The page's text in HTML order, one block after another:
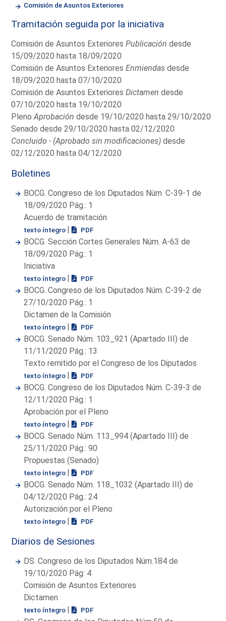
Comisión de Asuntos Exteriores
Tramitación seguida por la iniciativa
Comisión de Asuntos ExterioresPublicación desde
15/09/2020 hasta 18/09/2020
Comisión de Asuntos ExterioresEnmiendas desde
18/09/2020 hasta 07/10/2020
Comisión de Asuntos ExterioresDictamen desde
07/10/2020 hasta 19/10/2020
PlenoAprobación desde 19/10/2020 hasta 29/10/2020
Senado desde 29/10/2020 hasta 02/12/2020
Concluido - (Aprobado sin modificaciones) desde
02/12/2020 hasta 04/12/2020
Boletines
BOCG. Congreso de los Diputados Núm. C-39-1 de
18/09/2020 Pág.: 1
Acuerdo de tramitación
texto íntegro | PDF
BOCG. Sección Cortes Generales Núm. A-63 de
18/09/2020 Pág.: 1
Iniciativa
texto íntegro | PDF
BOCG. Congreso de los Diputados Núm. C-39-2 de
27/10/2020 Pág.: 1
Dictamen de la Comisión
texto íntegro | PDF
BOCG. Senado Núm. 103_921 (Apartado III) de
11/11/2020 Pág.: 13
Texto remitido por el Congreso de los Diputados
texto íntegro | PDF
BOCG. Congreso de los Diputados Núm. C-39-3 de
12/11/2020 Pág.: 1
Aprobación por el Pleno
texto íntegro | PDF
BOCG. Senado Núm. 113_994 (Apartado III) de
25/11/2020 Pág.: 90
Propuestas (Senado)
texto íntegro | PDF
BOCG. Senado Núm. 118_1032 (Apartado III) de
04/12/2020 Pág.: 24
Autorización por el Pleno
texto íntegro | PDF
Diarios de Sesiones
DS. Congreso de los Diputados Núm.184 de
19/10/2020 Pág: 4
Comisión de Asuntos Exteriores
Dictamen
texto íntegro | PDF